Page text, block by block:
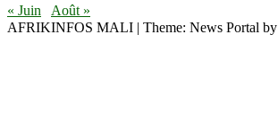
« Juin
Août »
AFRIKINFOS MALI | Theme: News Portal by